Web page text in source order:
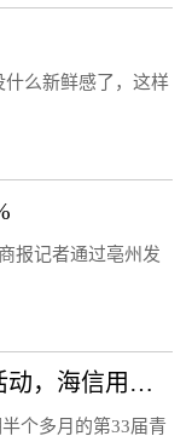
么新鲜感了，这样
报记者通过亳州发
啤酒节、大运会……保障重大活动，海信用技术破解交通治理难题
个多月的第33届青